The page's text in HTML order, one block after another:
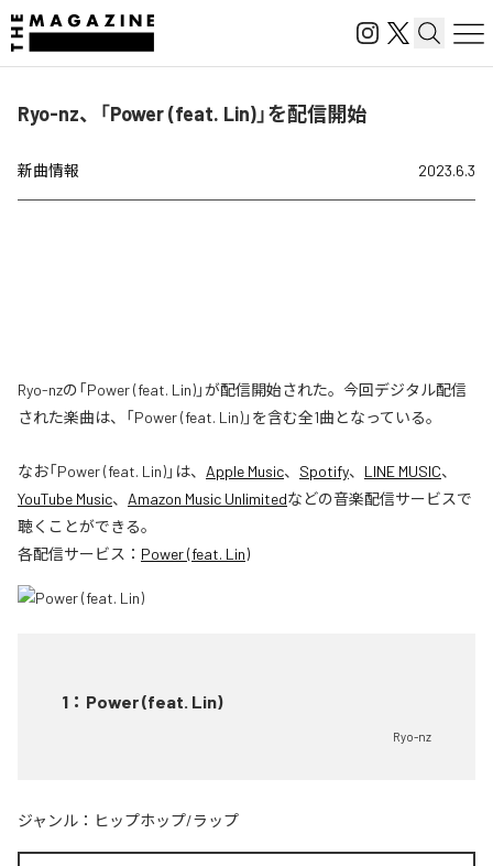
Ryo-nz、「Power (feat. Lin)」を配信開始
新曲情報 2023.6.3
Ryo-nzの「Power (feat. Lin)」が配信開始された。今回デジタル配信
された楽曲は、「Power (feat. Lin)」を含む全1曲となっている。
なお「Power (feat. Lin)」は、 Apple Music、 Spotify、 LINE MUSIC、
YouTube Music、 Amazon Music Unlimitedなどの音楽配信サービスで
聴くことができる。
各配信サービス： Power (feat. Lin)
1 ： Power (feat. Lin)
Ryo-nz
ジャンル： ヒップホップ/ラップ